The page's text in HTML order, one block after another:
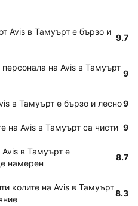
Avis в Тамуърт е бързо и
9.7
персонала на Avis в Тамуърт
9
в Тамуърт е бързо и лесно9
на Avis в Тамуърт са чисти 9
Avis в Тамуърт е
намерен
8.7
колите на Avis в Тамуърт
8.3